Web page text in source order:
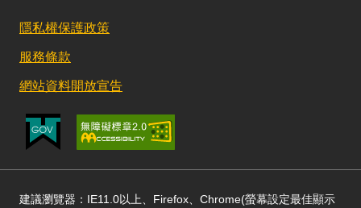
隱私權保護政策
服務條款
網站資料開放宣告
建議瀏覽器：IE11.0以上、Firefox、Chrome(螢幕設定最佳顯示